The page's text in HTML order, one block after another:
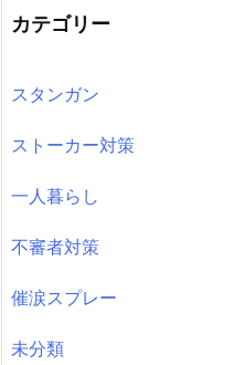
カテゴリー
スタンガン
ストーカー対策
一人暮らし
不審者対策
催涙スプレー
未分類